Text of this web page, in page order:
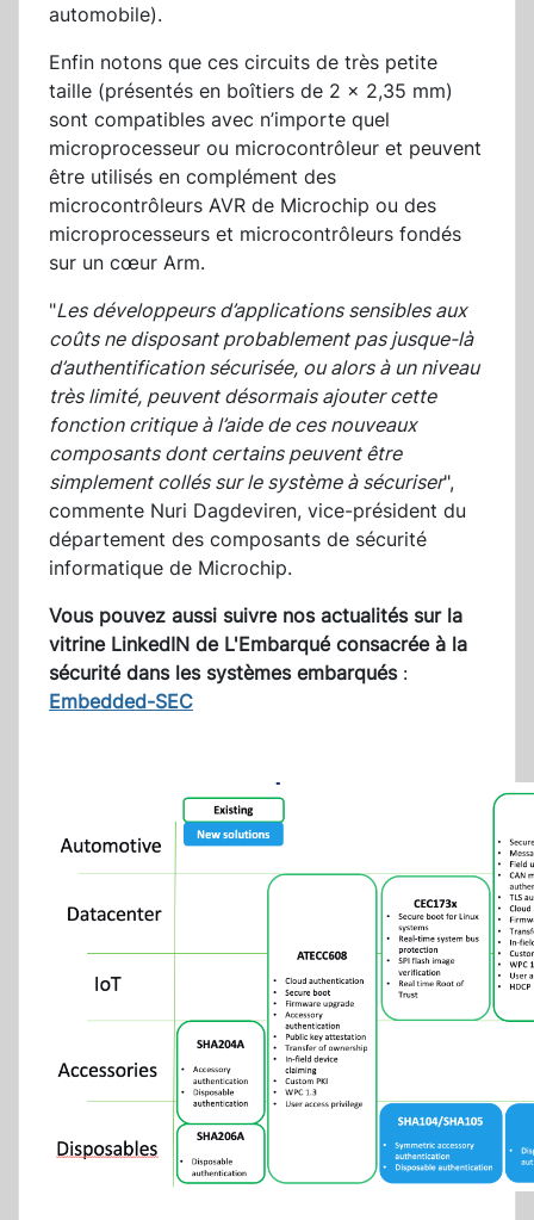
automobile).
Enfin notons que ces circuits de très petite
taille (présentés en boîtiers de 2 x 2,35 mm)
sont compatibles avec n’importe quel
microprocesseur ou microcontrôleur et peuvent
être utilisés en complément des
microcontrôleurs AVR de Microchip ou des
microprocesseurs et microcontrôleurs fondés
sur un cœur Arm.
"Les développeurs d’applications sensibles aux
coûts ne disposant probablement pas jusque-là
d’authentification sécurisée, ou alors à un niveau
très limité, peuvent désormais ajouter cette
fonction critique à l’aide de ces nouveaux
composants dont certains peuvent être
simplement collés sur le système à sécuriser",
commente Nuri Dagdeviren, vice-président du
département des composants de sécurité
informatique de Microchip.
Vous pouvez aussi suivre nos actualités sur la
vitrine LinkedIN de L'Embarqué consacrée à la
sécurité dans les systèmes embarqués :
Embedded-SEC